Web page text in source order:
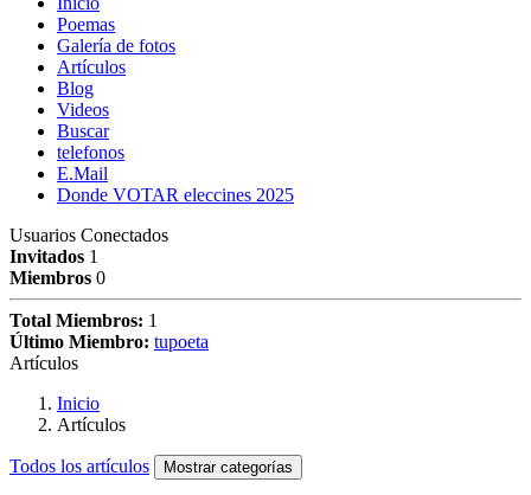
Poemas
Galería de fotos
Artículos
Blog
Videos
Buscar
telefonos
E.Mail
Donde VOTAR eleccines 2025
Usuarios Conectados
Invitados 1
Miembros 0
Total Miembros: 1
Último Miembro: tupoeta
Artículos
Inicio
Artículos
Todos los artículos Mostrar categorías